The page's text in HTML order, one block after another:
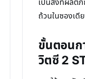
เป็นสิ่งที่ผลิต
ถ้วนในซองเดี
ขั้นตอนก
วิตซี 2